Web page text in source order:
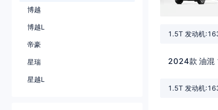
博越
博越L
帝豪
星瑞
星越L
1.5T 发动机
2024款 油混
1.5T 发动机